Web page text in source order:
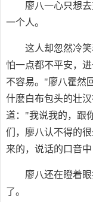
廖八一心只想
一个人。
这人却忽然冷
怕一点都不平安，
不容易。"廖八霍然
什麽白布包头的壮
道："我说我的，跟
们，廖八认不得的
来的，说话的口音
廖八还在瞪着
了。